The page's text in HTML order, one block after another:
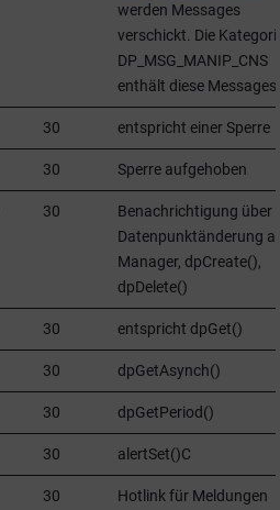
werden Messages
verschickt. Die
DP_MSG_MANIP_CNS
enthält diese Messages.
30 entspricht einer Sperre
30 Sperre aufgehoben
30
Benachrichtigung über
Datenpunktänderung
Manager, dpCreate(),
dpDelete()
30 entspricht dpGet()
30 dpGetAsynch()
30 dpGetPeriod()
30 alertSet()C
30 Hotlink für Meldungen